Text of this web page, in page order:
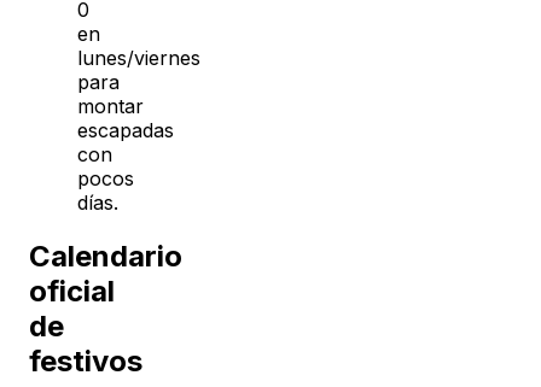
0
en
lunes/viernes
para
montar
escapadas
con
pocos
días.
Calendario
oficial
de
festivos